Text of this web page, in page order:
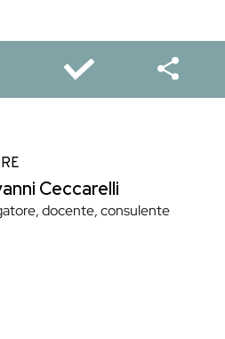
Ceccarelli
docente, consulente